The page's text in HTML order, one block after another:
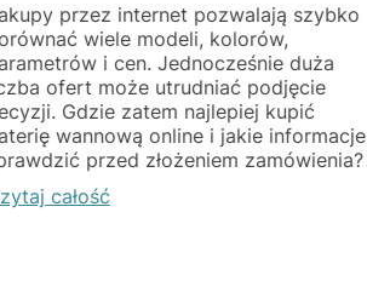
przez internet pozwalają szybko
wiele modeli, kolorów,
i cen. Jednocześnie duża
ofert może utrudniać podjęcie
Gdzie zatem najlepiej kupić
wannową online i jakie informacje
przed złożeniem zamówienia?
całość